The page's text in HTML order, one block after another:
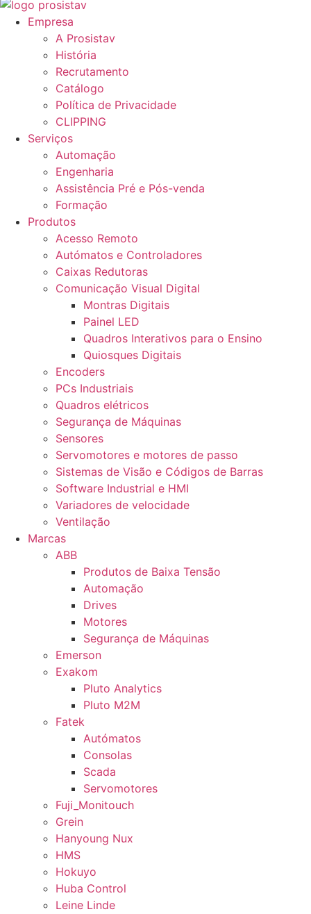
Empresa
A Prosistav
História
Recrutamento
Catálogo
Política de Privacidade
CLIPPING
Serviços
Automação
Engenharia
Assistência Pré e Pós-venda
Formação
Produtos
Acesso Remoto
Autómatos e Controladores
Caixas Redutoras
Comunicação Visual Digital
Montras Digitais
Painel LED
Quadros Interativos para o Ensino
Quiosques Digitais
Encoders
PCs Industriais
Quadros elétricos
Segurança de Máquinas
Sensores
Servomotores e motores de passo
Sistemas de Visão e Códigos de Barras
Software Industrial e HMI
Variadores de velocidade
Ventilação
Marcas
ABB
Produtos de Baixa Tensão
Automação
Drives
Motores
Segurança de Máquinas
Emerson
Exakom
Pluto Analytics
Pluto M2M
Fatek
Autómatos
Consolas
Scada
Servomotores
Fuji_Monitouch
Grein
Hanyoung Nux
HMS
Hokuyo
Huba Control
Leine Linde